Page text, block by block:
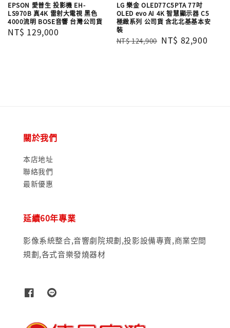
EPSON 愛普生 投影機 EH-
LS970B 真4K 雷射大電視 黑色
4000流明 BOSE音響 台灣公司貨
Regular
NT$ 129,000
LG 樂金 OLED77C5PTA 77吋
OLED evo AI 4K 智慧顯示器 C5
極緻系列 公司貨 含北北基基本安
裝
Regular
NT$ 124,900 Sale
NT$ 82,900
關於我們
本店地址
聯絡我們
最新優惠
延續60年專業
影像系統整合,音響劇院規劃,投影設備專賣,商業空間
規劃,各式音樂發燒器材